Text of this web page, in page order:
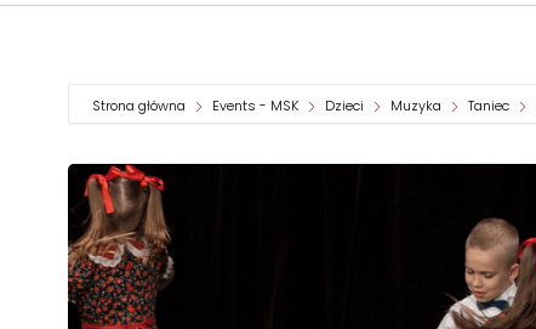
Strona główna Events - MSK Dzieci Muzyka Taniec